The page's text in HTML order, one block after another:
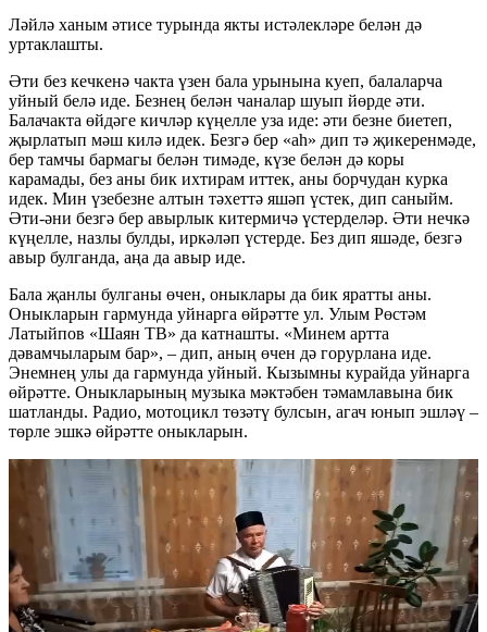
Ләйлә ханым әтисе турында якты истәлекләре белән дә
уртаклашты.
Әти без кечкенә чакта үзен бала урынына куеп, балаларча
уйный белә иде. Безнең белән чаналар шуып йөрде әти.
Балачакта өйдәге кичләр күңелле уза иде: әти безне биетеп,
җырлатып мәш килә идек. Безгә бер «аһ» дип тә җикеренмәде,
бер тамчы бармагы белән тимәде, күзе белән дә коры
карамады, без аны бик ихтирам иттек, аны борчудан курка
идек. Мин үзебезне алтын тәхеттә яшәп үстек, дип саныйм.
Әти-әни безгә бер авырлык китермичә үстерделәр. Әти нечкә
күңелле, назлы булды, иркәләп үстерде. Без дип яшәде, безгә
авыр булганда, аңа да авыр иде.
Бала җанлы булганы өчен, оныклары да бик яратты аны.
Оныкларын гармунда уйнарга өйрәтте ул. Улым Рөстәм
Латыйпов «Шаян ТВ» да катнашты. «Минем артта
дәвамчыларым бар», – дип, аның өчен дә горурлана иде.
Энемнең улы да гармунда уйный. Кызымны курайда уйнарга
өйрәтте. Оныкларының музыка мәктәбен тәмамлавына бик
шатланды. Радио, мотоцикл төзәтү булсын, агач юнып эшләү –
төрле эшкә өйрәтте оныкларын.